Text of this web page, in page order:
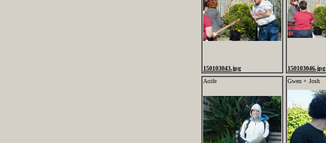
150103043.jpg 150103046.jpg
Aoife
Gwen + Josh